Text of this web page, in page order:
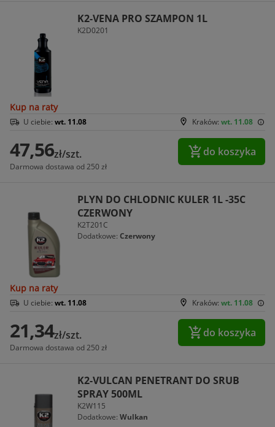
K2-VENA PRO SZAMPON 1L
K2D0201
Kup na raty
Kraków: wt. 11.08
U ciebie: wt. 11.08
47,56zł/szt.
Darmowa dostawa od 250 zł
do koszyka
PLYN DO CHLODNIC KULER 1L -35C
CZERWONY
K2T201C
Dodatkowe: Czerwony
Kup na raty
Kraków: wt. 11.08
U ciebie: wt. 11.08
21,34zł/szt.
Darmowa dostawa od 250 zł
do koszyka
K2-VULCAN PENETRANT DO SRUB
SPRAY 500ML
K2W115
Dodatkowe: Wulkan